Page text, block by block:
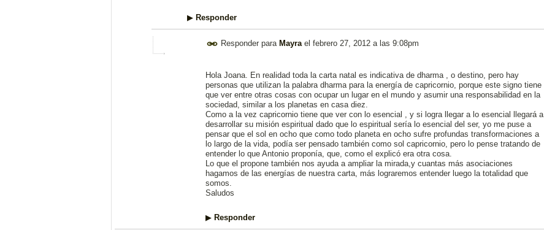
▶ Responder
Responder para Mayrael febrero 27, 2012 a las 9:08pm
Hola Joana. En realidad toda la carta natal es indicativa de dharma , o destino, pero hay
personas que utilizan la palabra dharma para la energía de capricornio, porque este signo tiene
que ver entre otras cosas con ocupar un lugar en el mundo y asumir una responsabilidad en la
sociedad, similar a los planetas en casa diez.
Como a la vez capricornio tiene que ver con lo esencial , y si logra llegar a lo esencial llegará a
desarrollar su misión espiritual dado que lo espiritual sería lo esencial del ser, yo me puse a
pensar que el sol en ocho que como todo planeta en ocho sufre profundas transformaciones a
lo largo de la vida, podía ser pensado también como sol capricornio, pero lo pense tratando de
entender lo que Antonio proponía, que, como el explicó era otra cosa.
Lo que el propone también nos ayuda a ampliar la mirada,y cuantas más asociaciones
hagamos de las energías de nuestra carta, más lograremos entender luego la totalidad que
somos.
Saludos
▶ Responder